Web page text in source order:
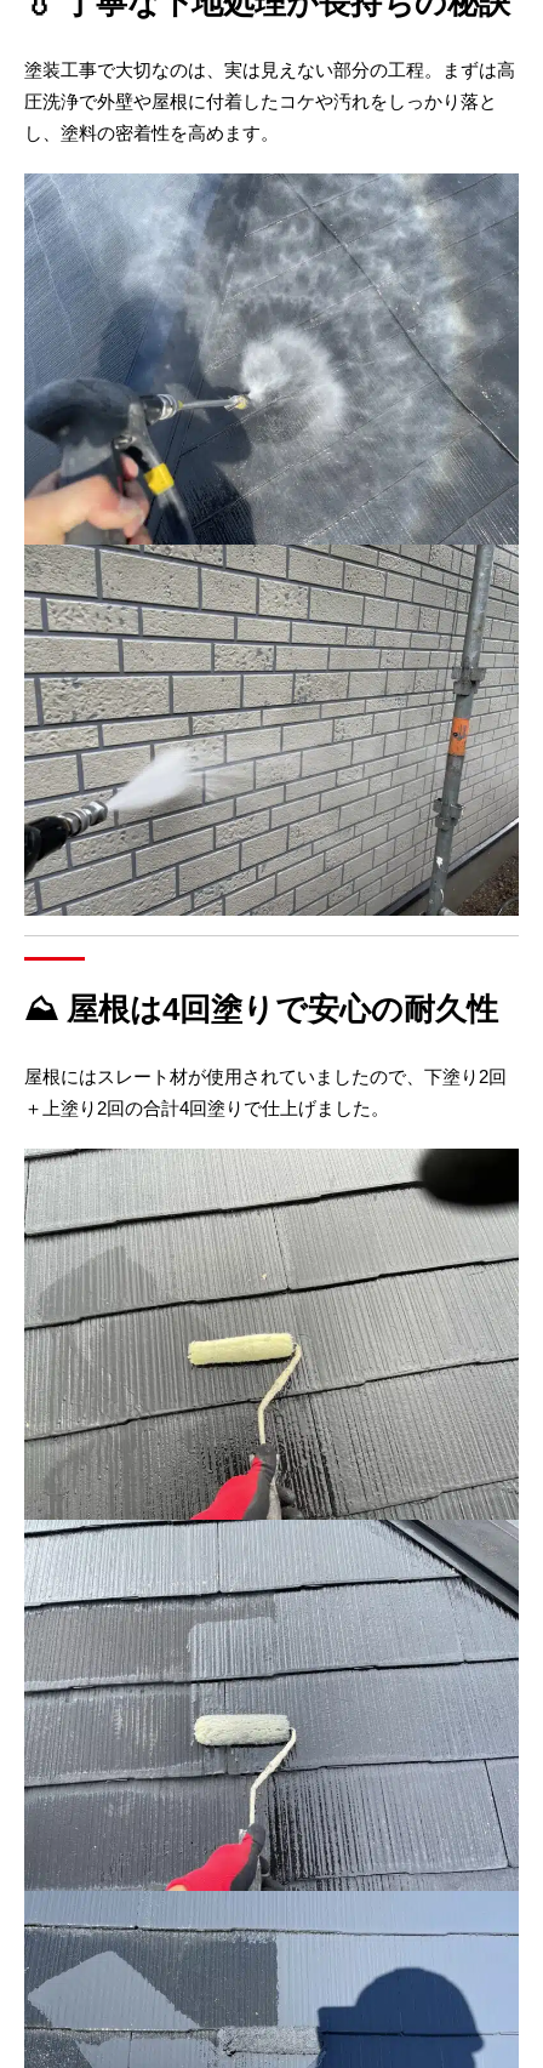
塗装工事で大切なのは、実は見えない部分の工程。まずは高
圧洗浄で外壁や屋根に付着したコケや汚れをしっかり落と
し、塗料の密着性を高めます。
⛰ 屋根は4回塗りで安心の耐久性
屋根にはスレート材が使用されていましたので、下塗り2回
＋上塗り2回の合計4回塗りで仕上げました。